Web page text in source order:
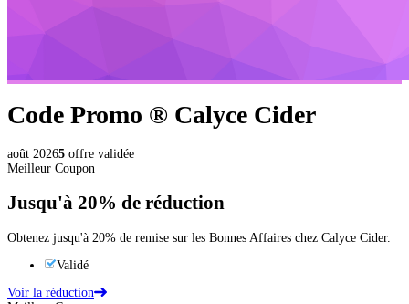
Code Promo ® Calyce Cider
août 20265 offre validée
Meilleur Coupon
Jusqu'à 20% de réduction
Obtenez jusqu'à 20% de remise sur les Bonnes Affaires chez Calyce Cider.
Validé
Voir la réduction